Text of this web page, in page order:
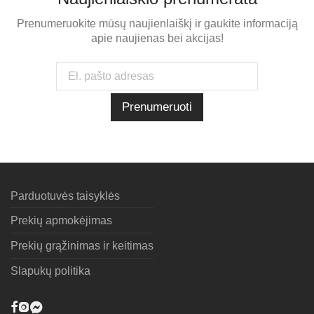
Prenumeruokite mūsų naujienlaiškį ir gaukite informaciją
apie naujienas bei akcijas!
Parduotuvės taisyklės
Prekių apmokėjimas
Prekių grąžinimas ir keitimas
Slapukų politika